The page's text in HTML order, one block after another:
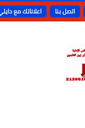
اتصل بنا اعلاناتك مع